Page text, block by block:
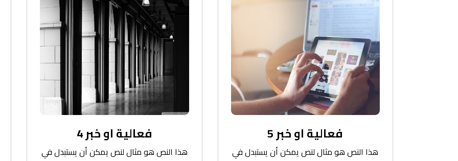
فعالية او خبر 5
هذا النص هو مثال لنص يمكن أن يستبدل في
فعالية او خبر 4
هذا النص هو مثال لنص يمكن أن يستبدل في